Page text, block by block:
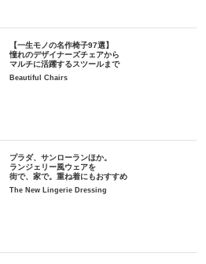
【一生モノの名作椅子97選】
憧れのデザイナーズチェアから
マルチに活躍するスツールまで
Beautiful Chairs
プラダ、サンローランほか。
ランジェリー風ウェアを
街で、家で。重ね着にもおすすめ
The New Lingerie Dressing